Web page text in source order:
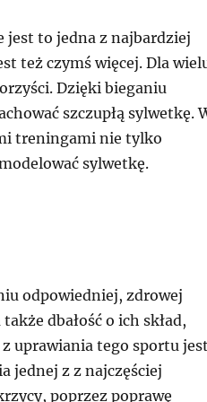
jest to jedna z najbardziej
też czymś więcej. Dla
Dzięki bieganiu
szczupłą sylwetkę.
treningami nie tylko
sylwetkę.
odpowiedniej, zdrowej
dbałość o ich skład,
uprawiania tego sportu
jednej z z najczęściej
poprzez poprawę